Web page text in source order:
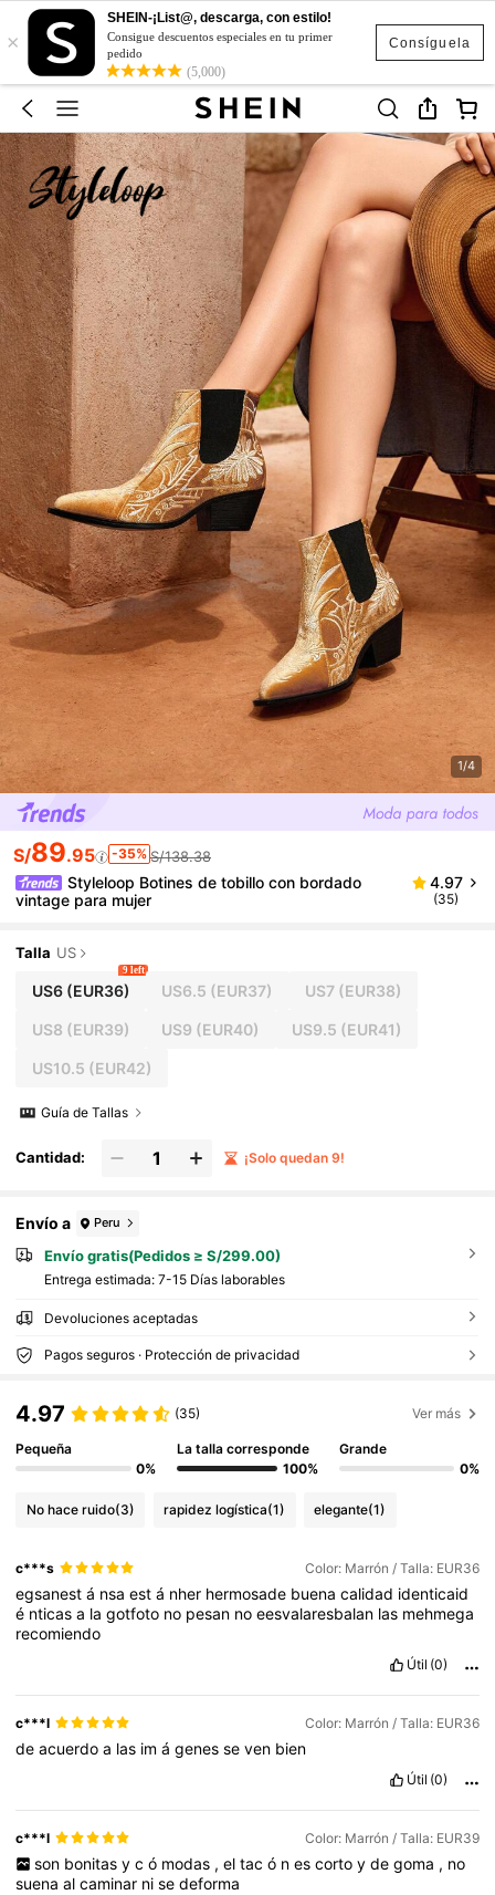
Consíguela
×
SHEIN-¡List@, descarga, con estilo!
Consigue descuentos especiales en tu primer
pedido
(5,000)
1/4
S/89.95 -35% S/138.38
Styleloop Botines de tobillo con bordado
vintage para mujer
4.97
(35)
Talla US
US6(EUR36)
9 left
US6.5 (EUR37) US7(EUR38)
US8 (EUR39) US9 (EUR40) US9.5 (EUR41)
US10.5 (EUR42)
Guía de Tallas
Cantidad: ¡Solo quedan 9!
Envío a Peru
Envío gratis(Pedidos ≥ S/299.00)
Entrega estimada: 7-15 Días laborables
Devoluciones aceptadas
Pagos seguros · Protección de privacidad
4.97 (35) Ver más
Pequeña
0%
La talla corresponde
100%
Grande
0%
No hace ruido(3) rapidez logística(1) elegante(1)
c***s Color: Marrón / Talla: EUR36
egsanestá nsaestá nher hermosade buenacalidad identicaid
é nticasa lagotfoto no pesan noeesvalaresbalan las mehmega
recomiendo
Útil (0)
c***l Color: Marrón / Talla: EUR36
deacuerdoa las imágenesseven bien
Útil (0)
c***l Color: Marrón / Talla: EUR39
son bonitas y c ó modas , el tac ó n es corto y de goma , no
suenaalcaminar nisedeforma